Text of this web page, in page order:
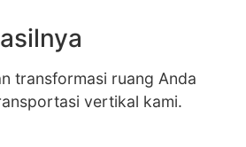
transformasi ruang Anda
vertikal kami.